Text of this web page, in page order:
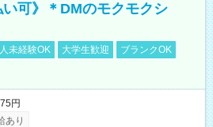
い可》＊DMのモクモクシ
未経験OK 大学生歓迎
ブランクOK
円
あり